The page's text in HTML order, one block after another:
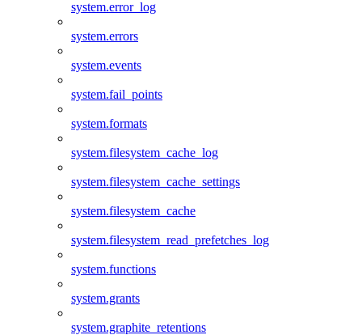
system.error_log
system.errors
system.events
system.fail_points
system.formats
system.filesystem_cache_log
system.filesystem_cache_settings
system.filesystem_cache
system.filesystem_read_prefetches_log
system.functions
system.grants
system.graphite_retentions